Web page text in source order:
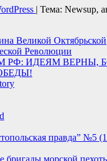
| Тема: Newsup,
Великой Октябрьской
Революции
РФ: ИДЕЯМ ВЕРНЫ,
правда” №5
бригады морской